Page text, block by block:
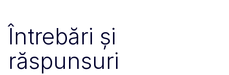
Întrebări și
răspunsuri